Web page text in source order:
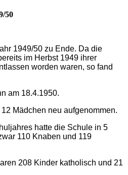
50
1949/50 zu Ende. Da die
im Herbst 1949 ihrer
worden waren, so fand
am 18.4.1950.
Mädchen neu aufgenommen.
hatte die Schule in 5
110 Knaben und 119
208 Kinder katholisch und 21